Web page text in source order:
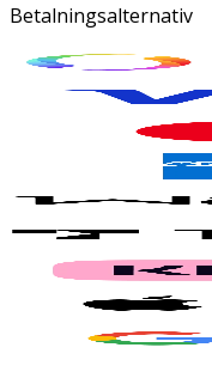
Betalningsalternativ